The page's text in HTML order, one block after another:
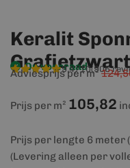
Keralit
Op voorraad
9,4/10(906
Adviesprijs per m²
Prijs per m² 105,82
Prijs per lengte 6 meter
(Levering alleen per